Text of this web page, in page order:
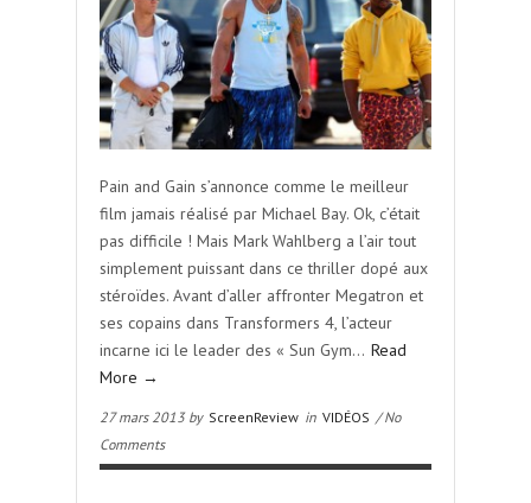
Pain and Gain s’annonce comme le meilleur
film jamais réalisé par Michael Bay. Ok, c’était
pas difficile ! Mais Mark Wahlberg a l’air tout
simplement puissant dans ce thriller dopé aux
stéroïdes. Avant d’aller affronter Megatron et
ses copains dans Transformers 4, l’acteur
incarne ici le leader des « Sun Gym… Read
More →
27 mars 2013 by ScreenReview in VIDÉOS / No
Comments